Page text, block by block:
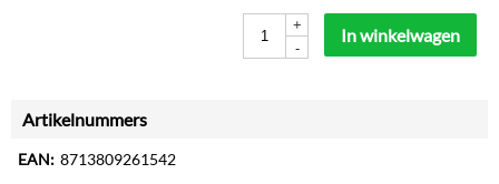
+
-
In winkelwagen
Artikelnummers
EAN: 8713809261542